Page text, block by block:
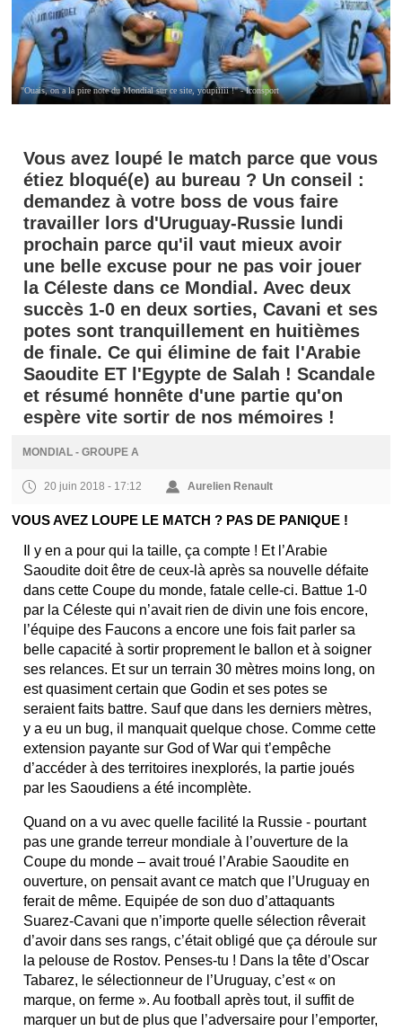
"Ouais, on a la pire note du Mondial sur ce site, youpiiiii !" - Iconsport
Vous avez loupé le match parce que vous
étiez bloqué(e) au bureau ? Un conseil :
demandez à votre boss de vous faire
travailler lors d'Uruguay-Russie lundi
prochain parce qu'il vaut mieux avoir
une belle excuse pour ne pas voir jouer
la Céleste dans ce Mondial. Avec deux
succès 1-0 en deux sorties, Cavani et ses
potes sont tranquillement en huitièmes
de finale. Ce qui élimine de fait l'Arabie
Saoudite ET l'Egypte de Salah ! Scandale
et résumé honnête d'une partie qu'on
espère vite sortir de nos mémoires !
MONDIAL - GROUPE A
20 juin 2018 - 17:12 Aurelien Renault
VOUS AVEZ LOUPE LE MATCH ? PAS DE PANIQUE !
Il y en a pour qui la taille, ça compte ! Et l’Arabie
Saoudite doit être de ceux-là après sa nouvelle défaite
dans cette Coupe du monde, fatale celle-ci. Battue 1-0
par la Céleste qui n’avait rien de divin une fois encore,
l’équipe des Faucons a encore une fois fait parler sa
belle capacité à sortir proprement le ballon et à soigner
ses relances. Et sur un terrain 30 mètres moins long, on
est quasiment certain que Godin et ses potes se
seraient faits battre. Sauf que dans les derniers mètres,
y a eu un bug, il manquait quelque chose. Comme cette
extension payante sur God of War qui t’empêche
d’accéder à des territoires inexplorés, la partie joués
par les Saoudiens a été incomplète.
Quand on a vu avec quelle facilité la Russie - pourtant
pas une grande terreur mondiale à l’ouverture de la
Coupe du monde – avait troué l’Arabie Saoudite en
ouverture, on pensait avant ce match que l’Uruguay en
ferait de même. Equipée de son duo d’attaquants
Suarez-Cavani que n’importe quelle sélection rêverait
d’avoir dans ses rangs, c’était obligé que ça déroule sur
la pelouse de Rostov. Penses-tu ! Dans la tête d’Oscar
Tabarez, le sélectionneur de l’Uruguay, c’est « on
marque, on ferme ». Au football après tout, il suffit de
marquer un but de plus que l’adversaire pour l’emporter,